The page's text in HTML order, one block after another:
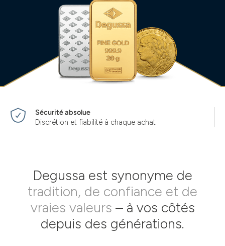
Sécurité absolue
Discrétion et fiabilité à chaque achat
Degussa est synonyme de
tradition, de confiance et de
vraies valeurs – à vos côtés
depuis des générations.